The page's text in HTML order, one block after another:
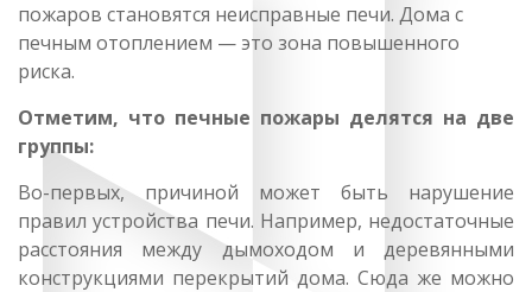
пожаров становятся неисправные печи. Дома с
печным отоплением — это зона повышенного
риска.
Отметим, что печные пожары делятся на две
группы:
Во-первых, причиной может быть нарушение
правил устройства печи. Например, недостаточные
расстояния между дымоходом и деревянными
конструкциями перекрытий дома. Сюда же можно